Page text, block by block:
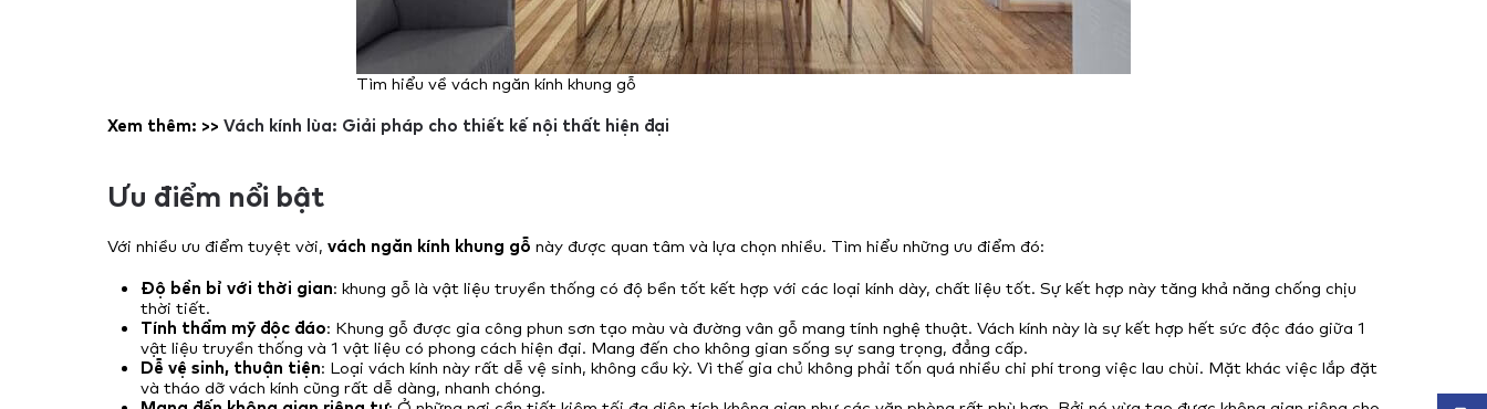
Tìm hiểu về vách ngăn kính khung gỗ
Xem thêm: >> Vách kính lùa: Giải pháp cho thiết kế nội thất hiện đại
Ưu điểm nổi bật
Với nhiều ưu điểm tuyệt vời, vách ngăn kính khung gỗ này được quan tâm và lựa chọn nhiều. Tìm hiểu những ưu điểm đó:
Độ bền bỉ với thời gian: khung gỗ là vật liệu truyền thống có độ bền tốt kết hợp với các loại kính dày, chất liệu tốt. Sự kết hợp này tăng khả năng chống chịu
thời tiết.
Tính thẩm mỹ độc đáo: Khung gỗ được gia công phun sơn tạo màu và đường vân gỗ mang tính nghệ thuật. Vách kính này là sự kết hợp hết sức độc đáo giữa 1
vật liệu truyền thống và 1 vật liệu có phong cách hiện đại. Mang đến cho không gian sống sự sang trọng, đẳng cấp.
Dễ vệ sinh, thuận tiện: Loại vách kính này rất dễ vệ sinh, không cầu kỳ. Vì thế gia chủ không phải tốn quá nhiều chi phí trong việc lau chùi. Mặt khác việc lắp đặt
và tháo dỡ vách kính cũng rất dễ dàng, nhanh chóng.